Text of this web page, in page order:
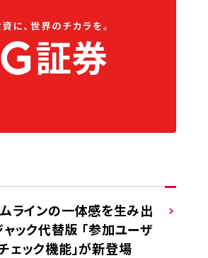
ムラインの一体感を生み出
ャック代替版 「参加ユーザ
ェック機能」が新登場